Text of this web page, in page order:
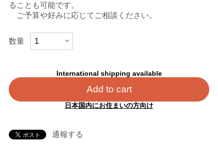
ることも可能です。
ご予算や好みに応じてご相談ください。
数量
International shipping available
Add to cart
日本国内にお住まいの方向け
通報する